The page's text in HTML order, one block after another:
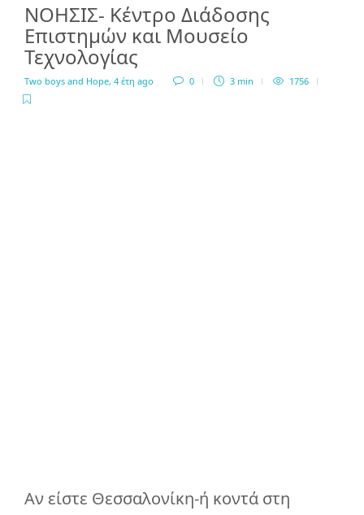
ΝΟΗΣΙΣ- Κέντρο Διάδοσης
Επιστημών και Μουσείο
Τεχνολογίας
Two boys and Hope, 4 έτη ago 0 3 min 1756
Αν είστε Θεσσαλονίκη-ή κοντά στη